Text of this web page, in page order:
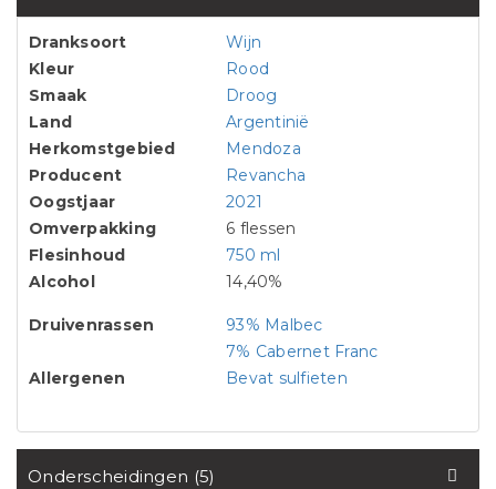
Dranksoort
Wijn
Kleur
Rood
Smaak
Droog
Land
Argentinië
Herkomstgebied
Mendoza
Producent
Revancha
Oogstjaar
2021
Omverpakking
6 flessen
Flesinhoud
750 ml
Alcohol
14,40%
Druivenrassen
93% Malbec
7% Cabernet Franc
Allergenen
Bevat sulfieten
Onderscheidingen (5)